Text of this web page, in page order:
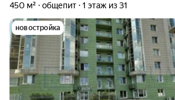
450 м² общепит 1 этаж из 31
новостройка